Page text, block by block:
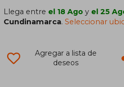
Llega entre el 18 Ago y el 25
Cundinamarca.Seleccionar
Agregar a lista de
deseos